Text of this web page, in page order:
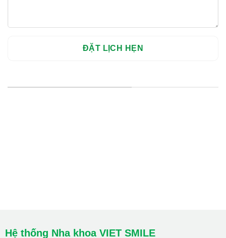
Hệ thống Nha khoa VIET SMILE